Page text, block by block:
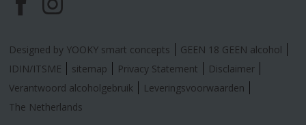
a
c
e
n
s
t
Designed by YOOKY smart concepts
GEEN 18 GEEN alcohol
IDIN/ITSME
sitemap Privacy Statement
Disclaimer
Verantwoord alcoholgebruik
Leveringsvoorwaarden
The Netherlands